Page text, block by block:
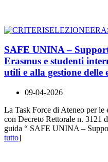
SAFE UNINA –
Erasmus e studenti
utili e alla gestione delle
09-04-2026
La Task Force di Ateneo per le
con Decreto Rettorale n. 3121
guida “ SAFE UNINA –
tutto]